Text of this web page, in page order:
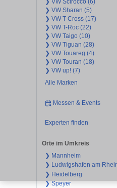
❯ VW Scirocco (6)
❯ VW Sharan (5)
❯ VW T-Cross (17)
❯ VW T-Roc (22)
❯ VW Taigo (10)
❯ VW Tiguan (28)
❯ VW Touareg (4)
❯ VW Touran (18)
❯ VW up! (7)
Alle Marken
Messen & Events
Experten finden
Orte im Umkreis
❯ Mannheim
❯ Ludwigshafen am
❯ Heidelberg
❯ Speyer